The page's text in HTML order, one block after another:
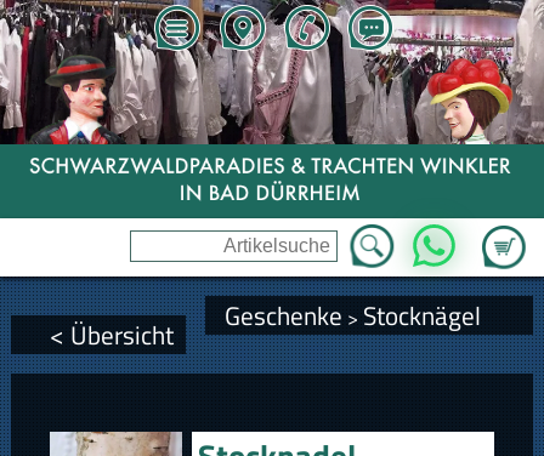
Zum
WhatsApp
< Übersicht Geschenke > Stocknägel